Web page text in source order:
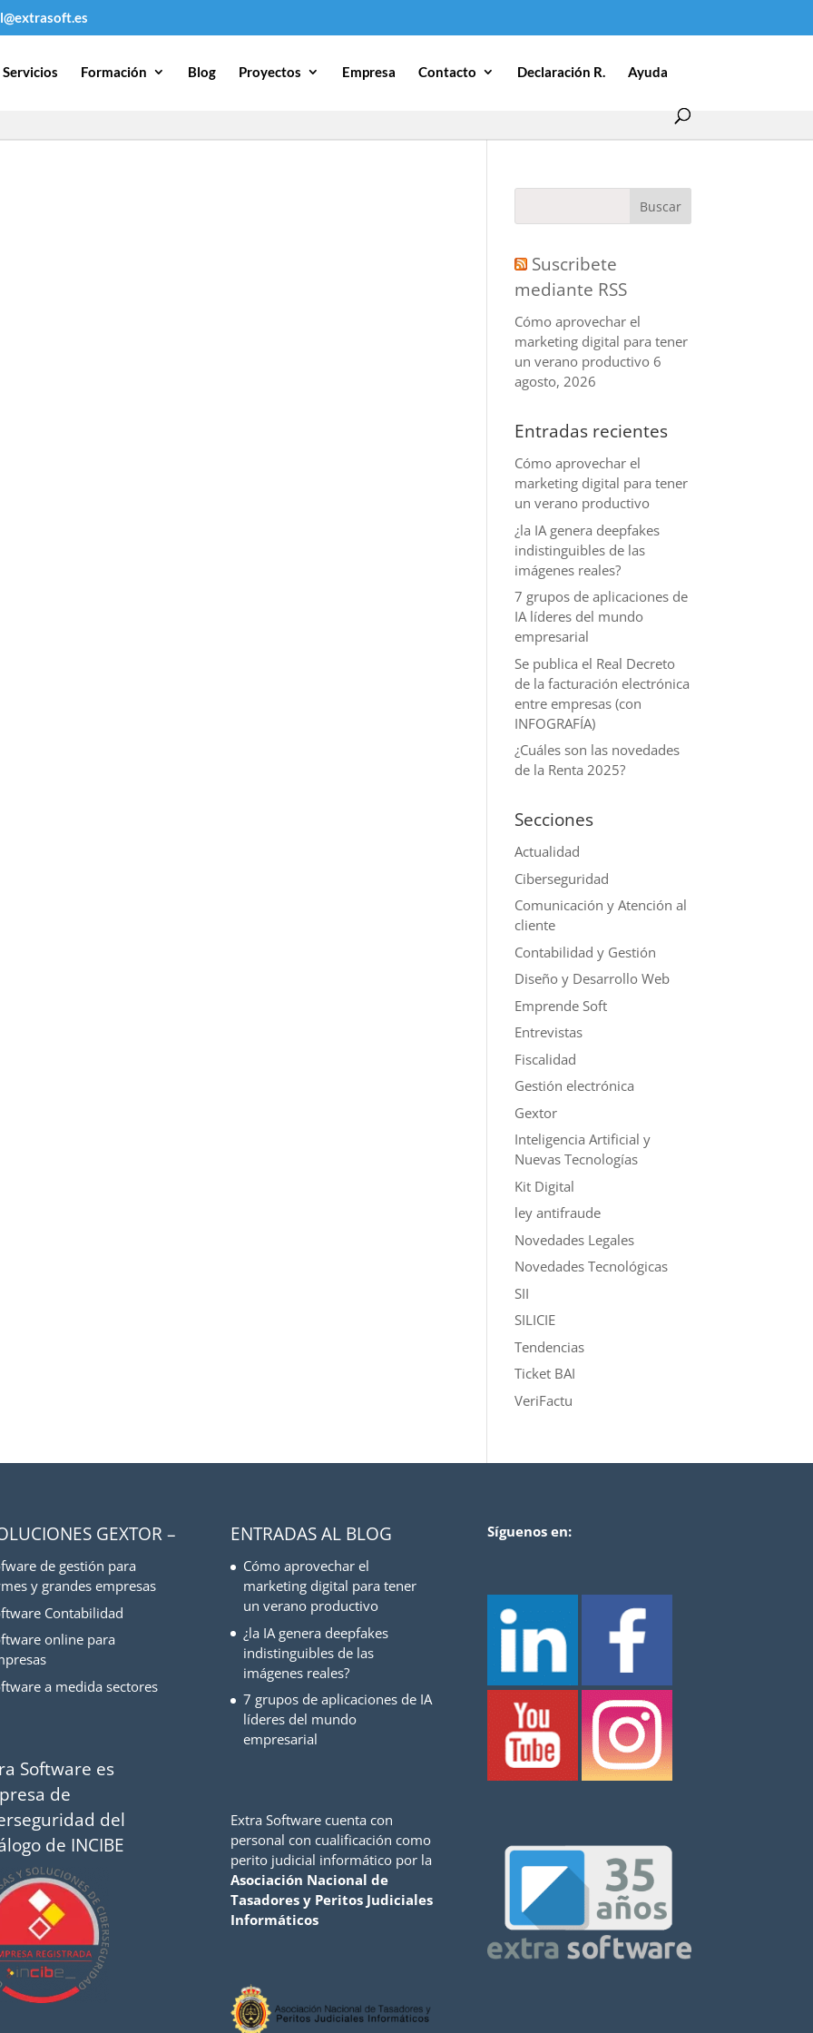
Servicios Formación Blog Proyectos Empresa Contacto Declaración R. Ayuda
Suscribete
mediante RSS
Cómo aprovechar el
marketing digital para tener
un verano productivo 6
agosto, 2026
Entradas recientes
Cómo aprovechar el
marketing digital para tener
un verano productivo
¿la IA genera deepfakes
indistinguibles de las
imágenes reales?
7 grupos de aplicaciones de
IA líderes del mundo
empresarial
Se publica el Real Decreto
de la facturación electrónica
entre empresas (con
INFOGRAFÍA)
¿Cuáles son las novedades
de la Renta 2025?
Secciones
Actualidad
Ciberseguridad
Comunicación y Atención al
cliente
Contabilidad y Gestión
Diseño y Desarrollo Web
Emprende Soft
Entrevistas
Fiscalidad
Gestión electrónica
Gextor
Inteligencia Artificial y
Nuevas Tecnologías
Kit Digital
ley antifraude
Novedades Legales
Novedades Tecnológicas
SII
SILICIE
Tendencias
Ticket BAI
VeriFactu
GEXTOR –
de gestión para
y grandes empresas
Contabilidad
online para
a medida sectores
Software es
de
del
de INCIBE
ENTRADAS AL BLOG
Cómo aprovechar el
marketing digital para tener
un verano productivo
¿la IA genera deepfakes
indistinguibles de las
imágenes reales?
7 grupos de aplicaciones de IA
líderes del mundo
empresarial
Extra Software cuenta con
personal con cualificación como
perito judicial informático por la
Asociación Nacional de
Tasadores y Peritos Judiciales
Informáticos
Síguenos en: